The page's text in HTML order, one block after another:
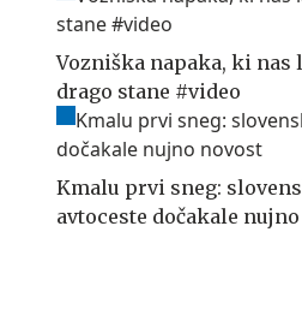
Vozniška napaka, ki nas
drago stane #video
Kmalu prvi sneg:
avtoceste dočakale